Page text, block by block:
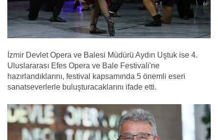
İzmir Devlet Opera ve Balesi Müdürü Aydın Uştuk ise 4.
Uluslararası Efes Opera ve Bale Festivali'ne
hazırlandıklarını, festival kapsamında 5 önemli eseri
sanatseverlerle buluşturacaklarını ifade etti.